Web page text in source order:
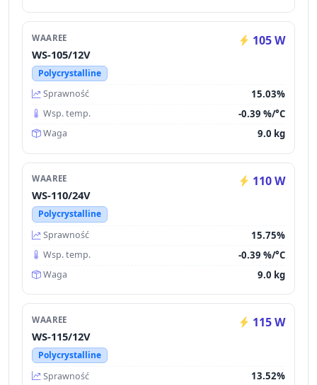
WAAREE 105 W
WS-105/12V
Polycrystalline
Sprawność
15.03%
Wsp. temp. -0.39 %/°C
Waga 9.0 kg
WAAREE 110 W
WS-110/24V
Polycrystalline
Sprawność
15.75%
Wsp. temp. -0.39 %/°C
Waga 9.0 kg
WAAREE 115 W
WS-115/12V
Polycrystalline
Sprawność
13.52%